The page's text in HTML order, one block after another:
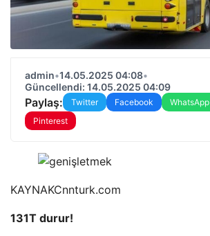
admin•14.05.2025 04:08•
Güncellendi: 14.05.2025 04:09
Paylaş: Twitter Facebook WhatsApp
Pinterest
KAYNAKCnnturk.com
131T durur!